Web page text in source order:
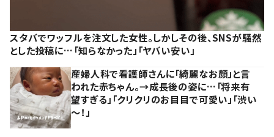
スタバでワッフルを注文した女性。しかしその後、SNSが騒然
とした投稿に…「知らなかった」「ヤバい安い」
産婦人科で看護師さんに「綺麗なお顔」と言
われた赤ちゃん。→成長後の姿に…「将来有
望すぎる」「クリクリのお目目で可愛い」「渋い
～！」